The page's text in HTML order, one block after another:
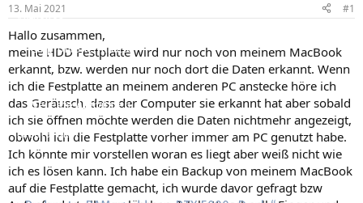
Aktuelles
Empfohlene Inhalte
Neue Beiträge
Neueste Aktivitäten
Leserartikel
Regeln
e
r
t
a
13. Mai 2021 #1
Hallo zusammen,
meine HDD Festplatte wird nur noch von meinem MacBook
erkannt, bzw. werden nur noch dort die Daten erkannt. Wenn
ich die Festplatte an meinem anderen PC anstecke höre ich
das Geräusch, dass der Computer sie erkannt hat aber sobald
ich sie öffnen möchte werden die Daten nichtmehr angezeigt,
obwohl ich die Festplatte vorher immer am PC genutzt habe.
Ich könnte mir vorstellen woran es liegt aber weiß nicht wie
ich es lösen kann. Ich habe ein Backup von meinem MacBook
auf die Festplatte gemacht, ich wurde davor gefragt bzw